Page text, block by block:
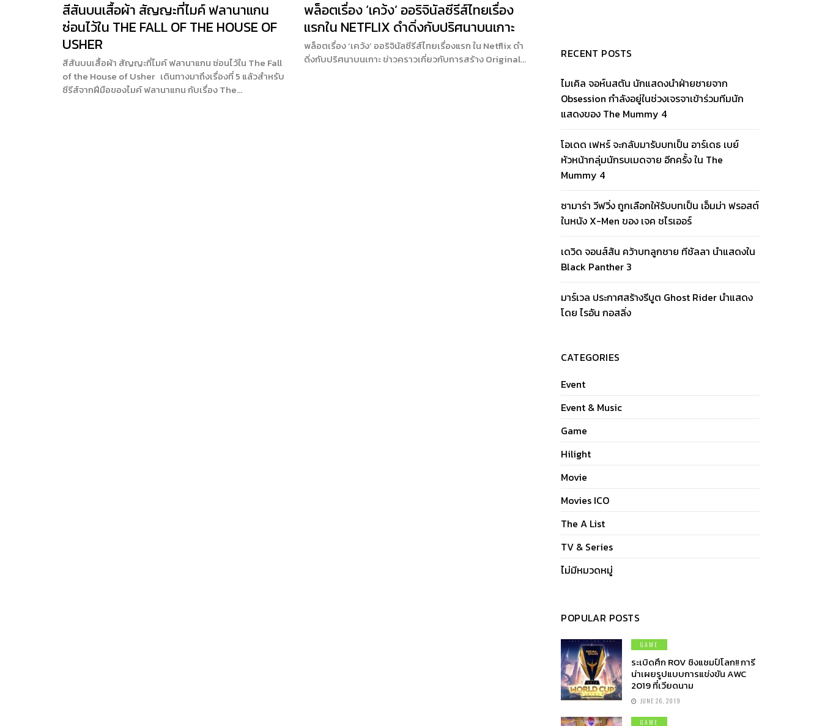
สีสันบนเสื้อผ้า สัญญะที่ไมค์ ฟลานาแกน
ซ่อนไว้ใน THE FALL OF THE HOUSE OF
USHER
สีสันบนเสื้อผ้า สัญญะที่ไมค์ ฟลานาแกน ซ่อนไว้ใน The Fall
of the House of Usher เดินทางมาถึงเรื่องที่ 5 แล้วสำหรับ
ซีรีส์จากฝีมือของไมค์ ฟลานาแกน กับเรื่อง The…
พล็อตเรื่อง ‘เคว้ง’ ออริจินัลซีรีส์ไทยเรื่อง
แรกใน NETFLIX ดำดิ่งกับปริศนาบนเกาะ
พล็อตเรื่อง ‘เคว้ง’ ออริจินัลซีรีส์ไทยเรื่องแรก ใน Netflix ดำ
ดิ่งกับปริศนาบนเกาะ ข่าวคราวเกี่ยวกับการสร้าง Original…
RECENT POSTS
ไมเคิล จอห์นสตัน นักแสดงนำฝ่ายชายจาก
Obsession กำลังอยู่ในช่วงเจรจาเข้าร่วมทีมนัก
แสดงของ The Mummy 4
โอเดด เฟหร์ จะกลับมารับบทเป็น อาร์เดธ เบย์
หัวหน้ากลุ่มนักรบเมดจาย อีกครั้ง ใน The
Mummy 4
ซามาร่า วีฟวิ่ง ถูกเลือกให้รับบทเป็น เอ็มม่า ฟรอสต์
ในหนัง X-Men ของ เจค ชไรเออร์
เดวิด จอนส์สัน คว้าบทลูกชาย ทีชัลลา นำแสดงใน
Black Panther 3
มาร์เวล ประกาศสร้างรีบูต Ghost Rider นำแสดง
โดย ไรอัน กอสลิ่ง
CATEGORIES
Event
Event & Music
Game
Hilight
Movie
Movies ICO
The A List
TV & Series
ไม่มีหมวดหมู่
POPULAR POSTS
GAME
ระเบิดศึก ROV ชิงแชมป์โลก!! การี
น่าเผยรูปแบบการแข่งขัน AWC
2019 ที่เวียดนาม
JUNE 26, 2019
GAME